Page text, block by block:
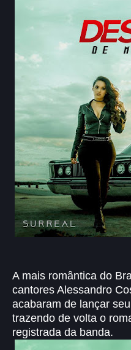
A mais romântica do
cantores Alessandro
acabaram de lançar
trazendo de volta o
registrada da banda.